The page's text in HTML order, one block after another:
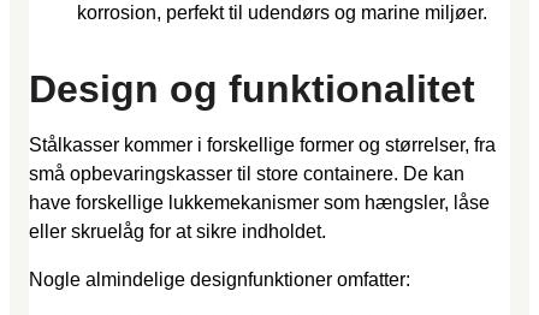
korrosion, perfekt til udendørs og marine miljøer.
Design og funktionalitet
Stålkasser kommer i forskellige former og størrelser, fra
små opbevaringskasser til store containere. De kan
have forskellige lukkemekanismer som hængsler, låse
eller skruelåg for at sikre indholdet.
Nogle almindelige designfunktioner omfatter: